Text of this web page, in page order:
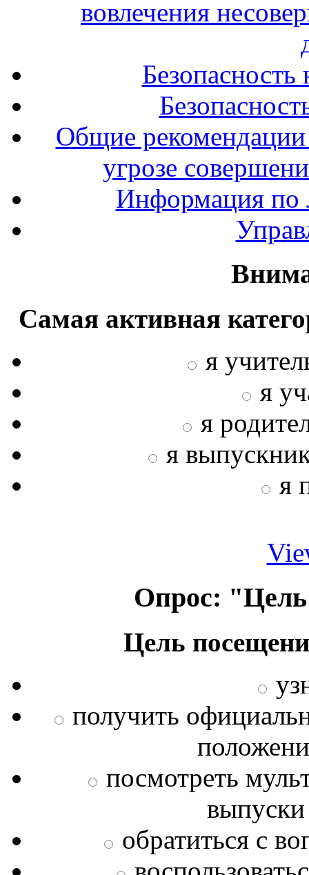
вовлечения
Безопасность
Общие
угрозе
Информация по
Самая активная
я
я
я
я
я
Опрос:
Цель
получить
посмотреть
обратиться с